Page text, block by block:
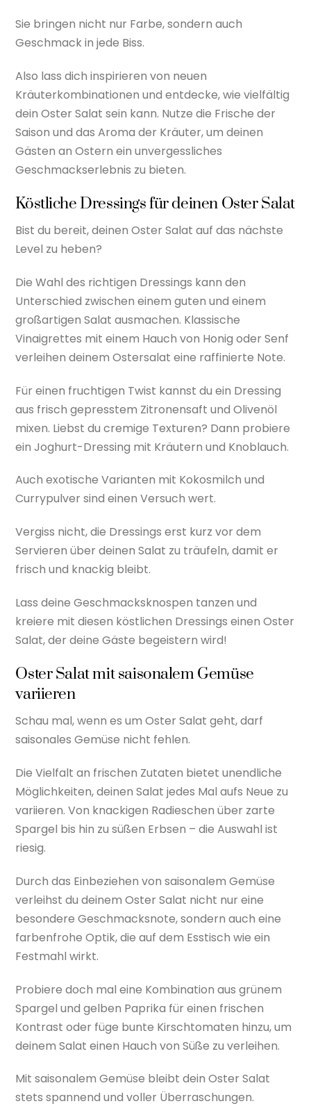
Sie bringen nicht nur Farbe, sondern auch
Geschmack in jede Biss.
Also lass dich inspirieren von neuen
Kräuterkombinationen und entdecke, wie vielfältig
dein Oster Salat sein kann. Nutze die Frische der
Saison und das Aroma der Kräuter, um deinen
Gästen an Ostern ein unvergessliches
Geschmackserlebnis zu bieten.
Köstliche Dressings für deinen Oster Salat
Bist du bereit, deinen Oster Salat auf das nächste
Level zu heben?
Die Wahl des richtigen Dressings kann den
Unterschied zwischen einem guten und einem
großartigen Salat ausmachen. Klassische
Vinaigrettes mit einem Hauch von Honig oder Senf
verleihen deinem Ostersalat eine raffinierte Note.
Für einen fruchtigen Twist kannst du ein Dressing
aus frisch gepresstem Zitronensaft und Olivenöl
mixen. Liebst du cremige Texturen? Dann probiere
ein Joghurt-Dressing mit Kräutern und Knoblauch.
Auch exotische Varianten mit Kokosmilch und
Currypulver sind einen Versuch wert.
Vergiss nicht, die Dressings erst kurz vor dem
Servieren über deinen Salat zu träufeln, damit er
frisch und knackig bleibt.
Lass deine Geschmacksknospen tanzen und
kreiere mit diesen köstlichen Dressings einen Oster
Salat, der deine Gäste begeistern wird!
Oster Salat mit saisonalem Gemüse
variieren
Schau mal, wenn es um Oster Salat geht, darf
saisonales Gemüse nicht fehlen.
Die Vielfalt an frischen Zutaten bietet unendliche
Möglichkeiten, deinen Salat jedes Mal aufs Neue zu
variieren. Von knackigen Radieschen über zarte
Spargel bis hin zu süßen Erbsen – die Auswahl ist
riesig.
Durch das Einbeziehen von saisonalem Gemüse
verleihst du deinem Oster Salat nicht nur eine
besondere Geschmacksnote, sondern auch eine
farbenfrohe Optik, die auf dem Esstisch wie ein
Festmahl wirkt.
Probiere doch mal eine Kombination aus grünem
Spargel und gelben Paprika für einen frischen
Kontrast oder füge bunte Kirschtomaten hinzu, um
deinem Salat einen Hauch von Süße zu verleihen.
Mit saisonalem Gemüse bleibt dein Oster Salat
stets spannend und voller Überraschungen.